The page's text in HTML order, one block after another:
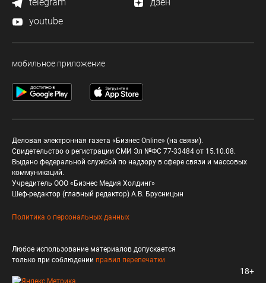
youtube
мобильное приложение
Деловая электронная газета «Бизнес Online» (на связи).
Свидетельство о регистрации СМИ Эл №ФС 77-33484 от 15.10.08.
Выдано федеральной службой по надзору в сфере связи и массовых
коммуникаций.
Учредитель ООО «Бизнес Медия Холдинг»
Шеф-редактор (главный редактор) А.В. Брусницын
Политика о персональных данных
Любое использование материалов допускается
только при соблюдении правил перепечатки
18+